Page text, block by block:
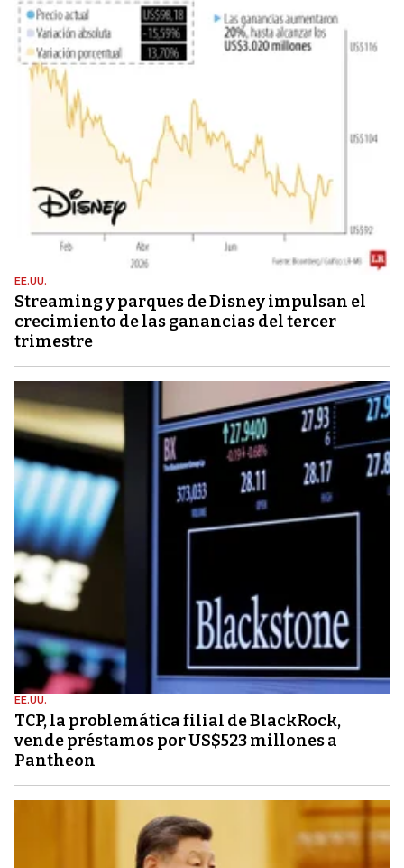
EE.UU.
Streaming y parques de Disney impulsan el
crecimiento de las ganancias del tercer
trimestre
EE.UU.
TCP, la problemática filial de BlackRock,
vende préstamos por US$523 millones a
Pantheon